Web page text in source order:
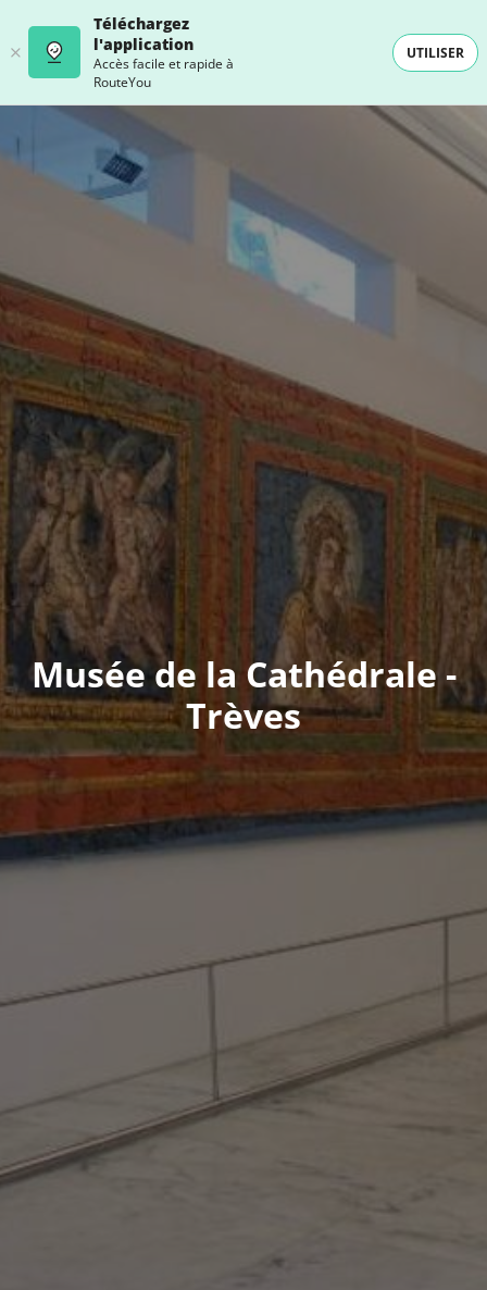
Téléchargez
l'application
Accès facile et rapide à
RouteYou
UTILISER
Musée de la Cathédrale -
Trèves